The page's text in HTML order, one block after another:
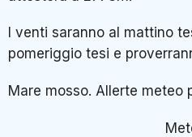
I venti saranno al mattino
pomeriggio tesi e
Mare mosso. Allerte meteo